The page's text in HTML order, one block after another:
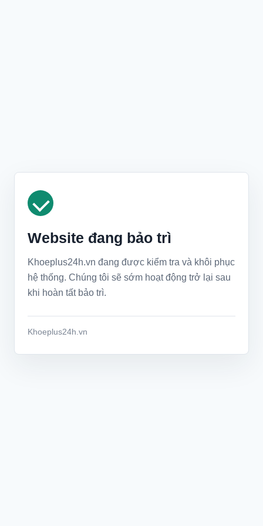
Website đang bảo trì
Khoeplus24h.vn đang được kiểm tra và khôi phục
hệ thống. Chúng tôi sẽ sớm hoạt động trở lại sau
khi hoàn tất bảo trì.
Khoeplus24h.vn